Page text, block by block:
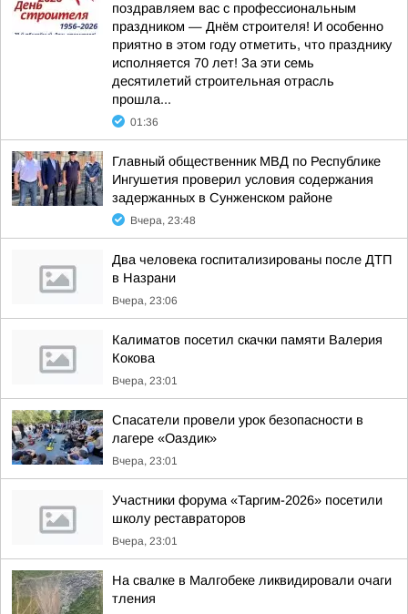
поздравляем вас с профессиональным
праздником — Днём строителя! И особенно
приятно в этом году отметить, что празднику
исполняется 70 лет! За эти семь
десятилетий строительная отрасль
прошла...
01:36
Главный общественник МВД по Республике
Ингушетия проверил условия содержания
задержанных в Сунженском районе
Вчера, 23:48
Два человека госпитализированы после ДТП
в Назрани
Вчера, 23:06
Калиматов посетил скачки памяти Валерия
Кокова
Вчера, 23:01
Спасатели провели урок безопасности в
лагере «Оаздик»
Вчера, 23:01
Участники форума «Таргим-2026» посетили
школу реставраторов
Вчера, 23:01
На свалке в Малгобеке ликвидировали очаги
тления